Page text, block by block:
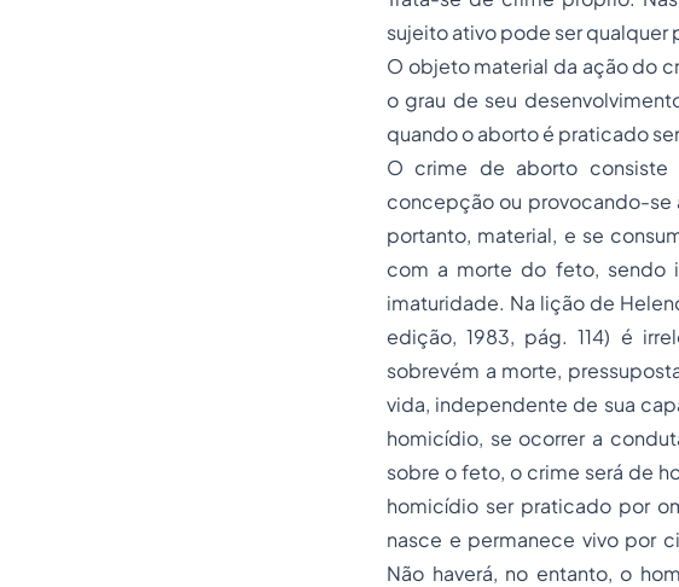
sujeito ativo pode ser qualquer
O objeto material da ação do
o grau de seu
quando o aborto é praticado
O crime de aborto consiste
concepção ou provocando-se
portanto, material, e se
com a morte do feto, sendo
imaturidade. Na lição de
edição, 1983, pág. 114) é
sobrevém a morte,
vida, independente de sua
homicídio, se ocorrer a
sobre o feto, o crime será de
homicídio ser praticado por
nasce e permanece vivo por
Não haverá, no entanto, o